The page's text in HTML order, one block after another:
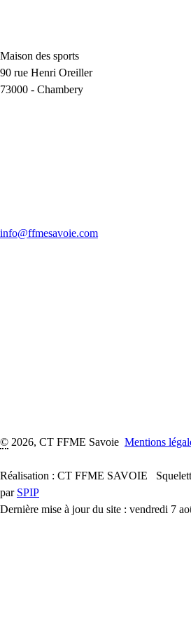
Maison des sports
90 rue Henri Oreiller
73000 - Chambery
info@ffmesavoie.com
© 2026, CT FFME Savoie Mentions
Réalisation : CT FFME SAVOIE
par SPIP
Dernière mise à jour du site : vendredi 7